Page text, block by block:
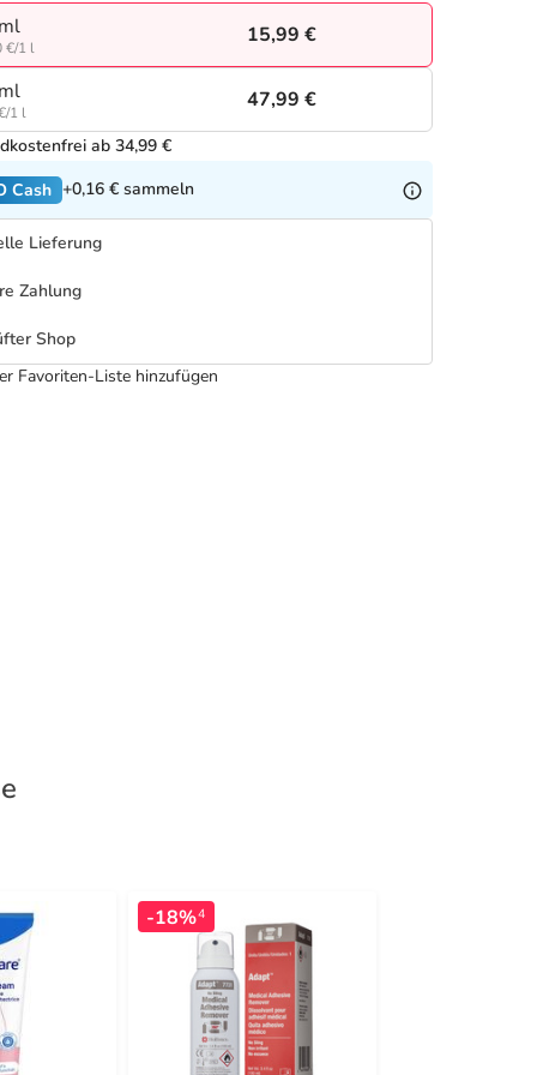
€/1 l
15,99 €
1 l
47,99 €
ab 34,99 €
Cash +0,16 € sammeln
Lieferung
Zahlung
Shop
Favoriten-Liste hinzufügen
-18%4